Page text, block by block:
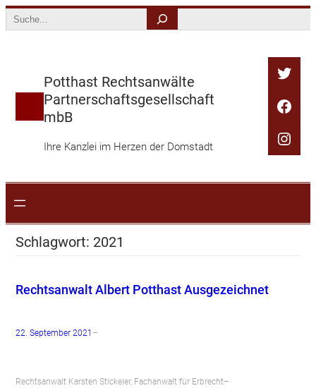
Search
Potthast Rechtsanwälte
Partnerschaftsgesellschaft
mbB
Ihre Kanzlei im Herzen der Domstadt
Schlagwort: 2021
Rechtsanwalt Albert Potthast Ausgezeichnet
22. September 2021 –
Rechtsanwalt Karsten Stickeler, Fachanwalt für Erbrecht–